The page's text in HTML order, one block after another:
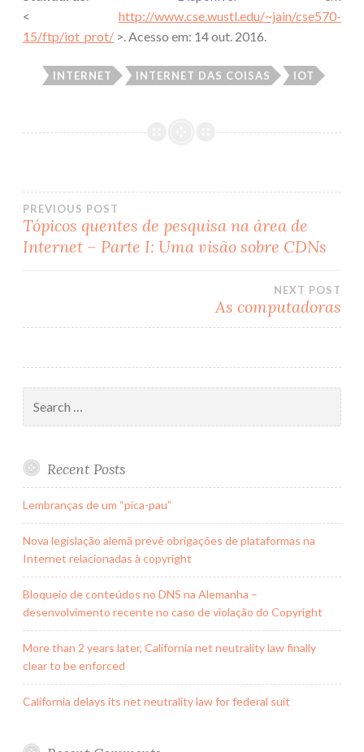
< http://www.cse.wustl.edu/~jain/cse570-
15/ftp/iot_prot/ >. Acesso em: 14 out. 2016.
INTERNET INTERNET DAS COISAS IOT
Post
PREVIOUS POST
Tópicos quentes de pesquisa na área de
Internet – Parte I: Uma visão sobre CDNs
NEXT POST
As computadoras
for:
Recent Posts
Lembranças de um “pica-pau”
Nova legislação alemã prevê obrigações de plataformas na
Internet relacionadas à copyright
Bloqueio de conteúdos no DNS na Alemanha –
desenvolvimento recente no caso de violação do Copyright
More than 2 years later, California net neutrality law finally
clear to be enforced
California delays its net neutrality law for federal suit